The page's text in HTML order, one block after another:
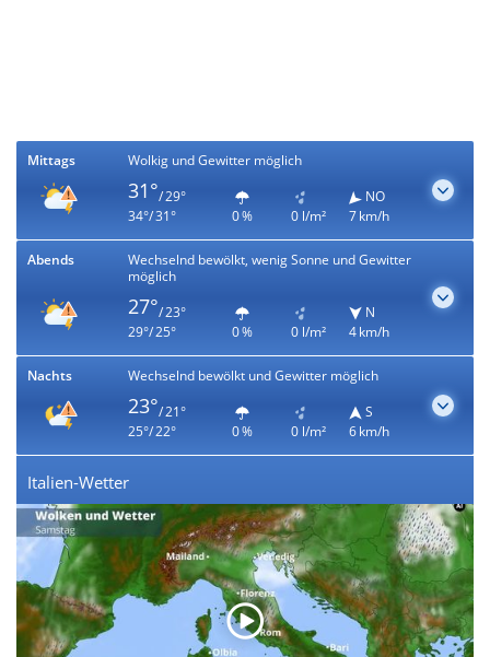
Mittags Wolkig und Gewitter möglich
31°/ 29°
34°/ 31°
0 % 0 l/m²
NO
7 km/h
Abends
Wechselnd bewölkt, wenig Sonne und Gewitter
möglich
27°/ 23°
29°/ 25°
0 % 0 l/m²
N
4 km/h
Nachts Wechselnd bewölkt und Gewitter möglich
23°/ 21°
25°/ 22°
0 % 0 l/m²
S
6 km/h
Italien-Wetter